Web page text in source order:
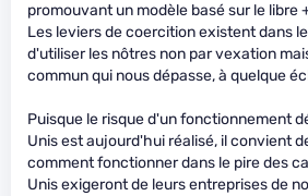
promouvant un modèle basé sur le libre
Les leviers de coercition existent dans
d'utiliser les nôtres non par vexation
commun qui nous dépasse, à quelque
Puisque le risque d'un fonctionnement
Unis est aujourd'hui réalisé, il convient
comment fonctionner dans le pire des
Unis exigeront de leurs entreprises de